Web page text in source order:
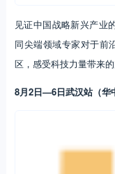
见证中国战略新兴产业
同尖端领域专家对于前
区，感受科技力量带来的
8月2日—6日武汉站（华